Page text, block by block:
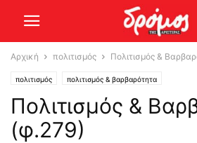
Αρχική πολιτισμός Πολιτισμός &
πολιτισμός πολιτισμός & βαρβαρότητα
Πολιτισμός &
(φ.279)